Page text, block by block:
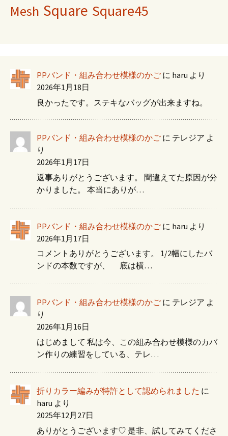
Mesh Square Square45
PPバンド・組み合わせ模様のかご に haru より
2026年1月18日
良かったです。ステキなバッグが出来ますね。
PPバンド・組み合わせ模様のかご に テレジア よ
り
2026年1月17日
返事ありがとうございます。 間違えてた原因が分
かりました。 本当にありが…
PPバンド・組み合わせ模様のかご に haru より
2026年1月17日
コメントありがとうございます。 1/2幅にしたバ
ンドの本数ですが、 底は横…
PPバンド・組み合わせ模様のかご に テレジア よ
り
2026年1月16日
はじめまして 私は今、この組み合わせ模様のカバ
ン作りの練習をしている、テレ…
折りカラー編みが特許として認められました に
haru より
2025年12月27日
ありがとうございます♡ 是非、試してみてくださ